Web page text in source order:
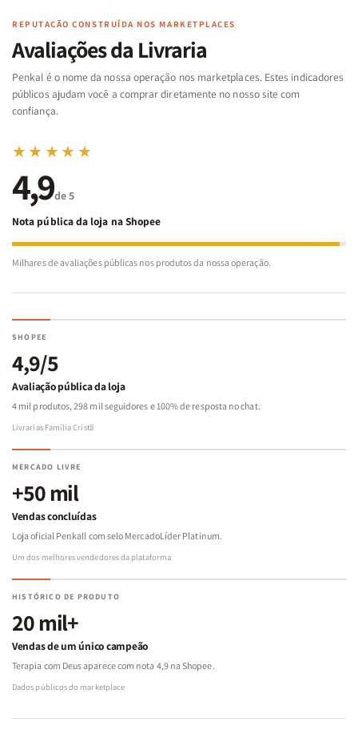
Famílias
Bíblia
-
Penkal
Famílias
da
Bíblia
-
Penkal
de
REPUTAÇÃO CONSTRUÍDA NOS MARKETPLACES
Avaliações da Livraria
Penkal é o nome da nossa operação nos marketplaces. Estes indicadores
públicos ajudam você a comprar diretamente no nosso site com
confiança.
★★★★★
4,9de 5
Nota pública da loja na Shopee
Milhares de avaliações públicas nos produtos da nossa operação.
SHOPEE
4,9/5
Avaliação pública da loja
4 mil produtos, 298 mil seguidores e 100% de resposta no chat.
Livrarias Família Cristã
MERCADO LIVRE
+50 mil
Vendas concluídas
Loja oficial Penkall com selo MercadoLíder Platinum.
Um dos melhores vendedores da plataforma
HISTÓRICO DE PRODUTO
20 mil+
Vendas de um único campeão
Terapia com Deus aparece com nota 4,9 na Shopee.
Dados públicos do marketplace